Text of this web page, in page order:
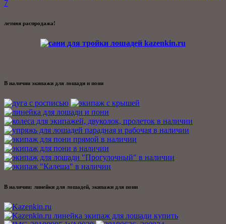
летняя распродажа!
В наличии экипажи для лошади и пони
В наличии: линейки для лошадей, экипажи для пони